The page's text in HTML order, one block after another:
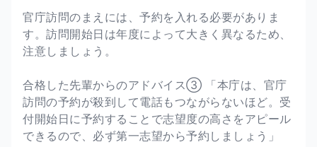
官庁訪問のまえには、予約を入れる必要がありま
す。訪問開始日は年度によって大きく異なるため、
注意しましょう。
合格した先輩からのアドバイス③ 「本庁は、官庁
訪問の予約が殺到して電話もつながらないほど。受
付開始日に予約することで志望度の高さをアピール
できるので、必ず第一志望から予約しましょう」